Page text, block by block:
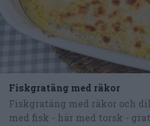
Fiskgratäng med räkor
Fiskgratäng med räkor och
med fisk - här med torsk -